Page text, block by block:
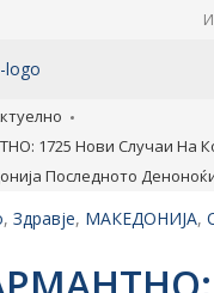
1725 Нови Случаи На
Последното
, Здравје, МАКЕДОНИЈА,